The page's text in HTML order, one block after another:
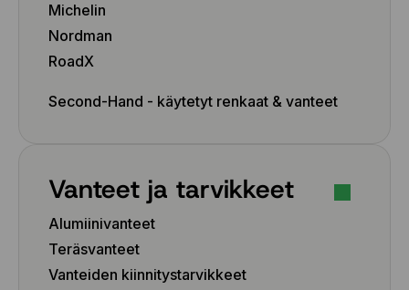
Michelin
Nordman
RoadX
Second-Hand - käytetyt renkaat & vanteet
Vanteet ja tarvikkeet
Alumiinivanteet
Teräsvanteet
Vanteiden kiinnitystarvikkeet